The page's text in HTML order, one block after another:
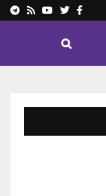
Facebook
Twitter
Youtube
Rss